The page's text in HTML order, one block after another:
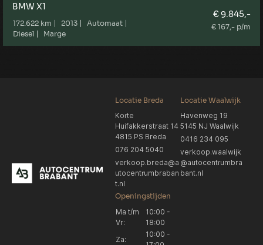
BMW X1
172.622 km 2013
Automaat
Diesel
Marge
€ 9.845,-
€ 167,- p/m
Locatie Breda
Korte
Huifakkerstraat 14
4815 PS Breda
076 204 5040
verkoop.breda@a
utocentrumbraban
t.nl
Locatie Waalwijk
Havenweg 19
5145 NJ Waalwijk
0416 234 095
verkoop.waalwijk
@autocentrumbra
bant.nl
Openingstijden
Ma t/m
Vr:
10:00 -
18:00
Za:
10:00 -